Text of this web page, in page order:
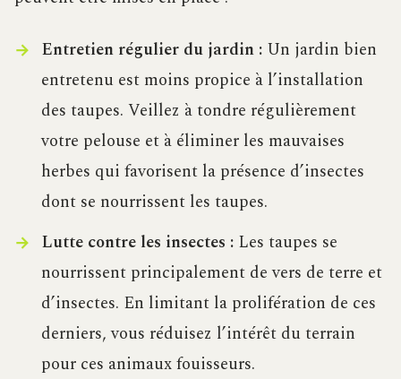
Entretien régulier du jardin :Un jardin bien
entretenu est moins propice à l’installation
des taupes. Veillez à tondre régulièrement
votre pelouse et à éliminer les mauvaises
herbes qui favorisent la présence d’insectes
dont se nourrissent les taupes.
Lutte contre les insectes :Les taupes se
nourrissent principalement de vers de terre et
d’insectes. En limitant la prolifération de ces
derniers, vous réduisez l’intérêt du terrain
pour ces animaux fouisseurs.